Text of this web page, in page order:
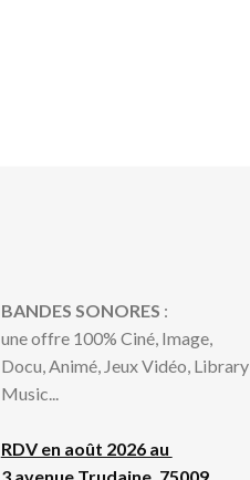
BANDES SONORES :
une offre 100% Ciné, Image,
Docu, Animé, Jeux Vidéo, Library
Music...
RDV en août 2026 au